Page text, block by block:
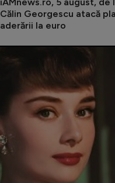
Călin Georgescu atacă
aderării la euro